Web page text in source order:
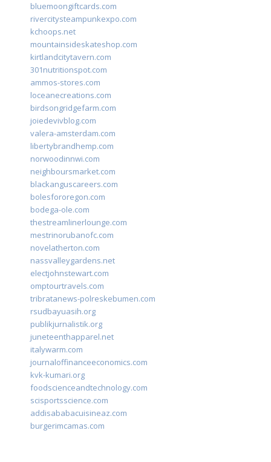
bluemoongiftcards.com
rivercitysteampunkexpo.com
kchoops.net
mountainsideskateshop.com
kirtlandcitytavern.com
301nutritionspot.com
ammos-stores.com
loceanecreations.com
birdsongridgefarm.com
joiedevivblog.com
valera-amsterdam.com
libertybrandhemp.com
norwoodinnwi.com
neighboursmarket.com
blackanguscareers.com
bolesfororegon.com
bodega-ole.com
thestreamlinerlounge.com
mestrinorubanofc.com
novelatherton.com
nassvalleygardens.net
electjohnstewart.com
omptourtravels.com
tribratanews-polreskebumen.com
rsudbayuasih.org
publikjurnalistik.org
juneteenthapparel.net
italywarm.com
journaloffinanceeconomics.com
kvk-kumari.org
foodscienceandtechnology.com
scisportsscience.com
addisababacuisineaz.com
burgerimcamas.com